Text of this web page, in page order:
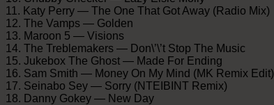
11. Katy Perry — The One That Got Away (Radio Mix)
12. The Vamps — Golden
13. Maroon 5 — Visions
14. The Treblemakers — Don\’\’t Stop The Music
15. Jukebox The Ghost — Made For Ending
16. Sam Smith — Money On My Mind (MK Remix Edit)
17. Seinabo Sey — Sorry (NTEIBINT Remix)
18. Danny Gokey — New Day